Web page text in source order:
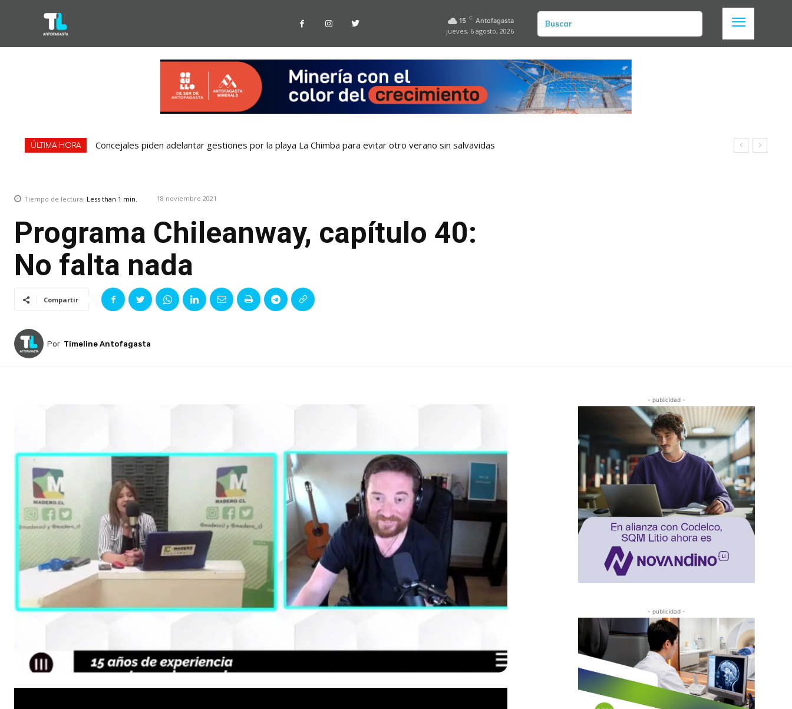
15 C Antofagasta
jueves, 6 agosto, 2026
Buscar
ÚLTIMA HORA Concejales piden adelantar gestiones por la playa La Chimba para evitar otro verano sin salvavidas
Tiempo de lectura: Less than 1 min. 18 noviembre 2021
Programa Chileanway, capítulo 40:
No falta nada
Compartir
Por Timeline Antofagasta
- publicidad -
- publicidad -